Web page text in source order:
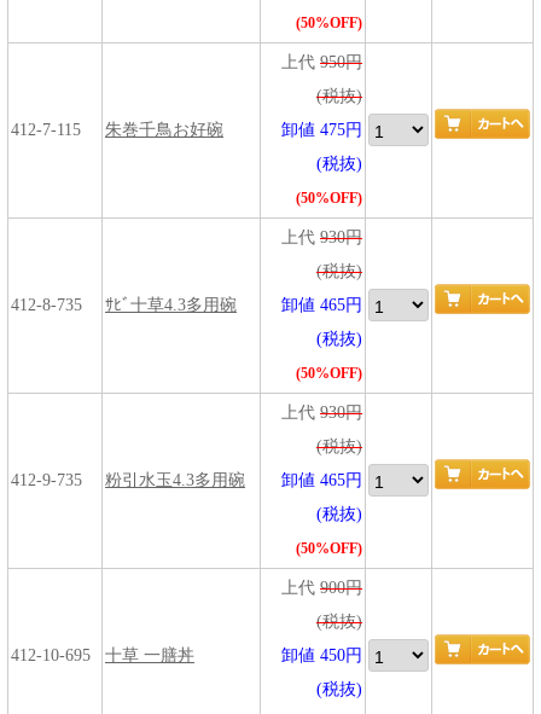
(50%OFF)
412-7-115 朱巻千鳥お好碗
上代 950円
(税抜)
卸値 475円
(税抜)
(50%OFF)
412-8-735 ｻﾋﾞ十草4.3多用碗
上代 930円
(税抜)
卸値 465円
(税抜)
(50%OFF)
412-9-735 粉引水玉4.3多用碗
上代 930円
(税抜)
卸値 465円
(税抜)
(50%OFF)
412-10-695 十草 一膳丼
上代 900円
(税抜)
卸値 450円
(税抜)